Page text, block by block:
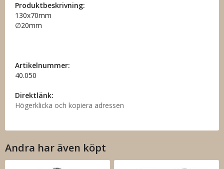
Produktbeskrivning:
130x70mm
∅20mm
Artikelnummer:
40.050
Direktlänk:
Högerklicka och kopiera adressen
Andra har även köpt